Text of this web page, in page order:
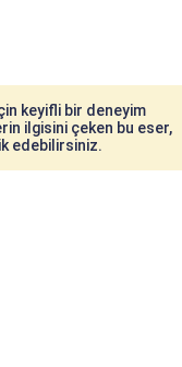
keyifli bir deneyim
ilgisini çeken bu eser,
edebilirsiniz.